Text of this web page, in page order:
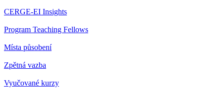
CERGE-EI Insights
Program Teaching Fellows
Místa působení
Zpětná vazba
Vyučované kurzy